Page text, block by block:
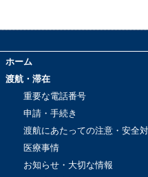
ホーム
渡航・滞在
重要な電話番号
申請・手続き
渡航にあたっての注意・安全
医療事情
お知らせ・大切な情報